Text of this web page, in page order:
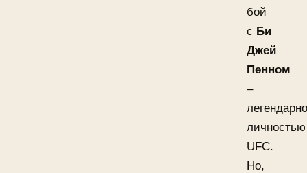
бой
с Би
Джей
Пенном
–
личностью
UFC.
Но,